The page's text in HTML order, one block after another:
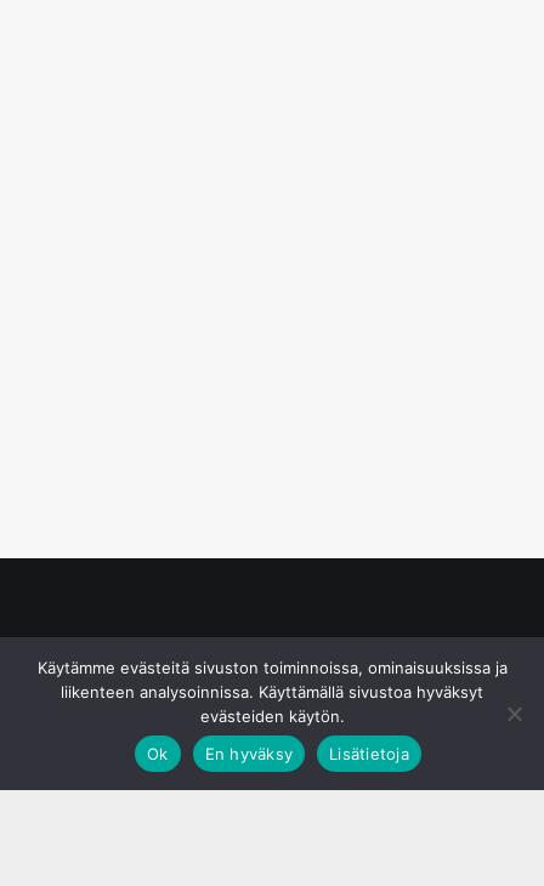
Käytämme evästeitä sivuston toiminnoissa, ominaisuuksissa ja
liikenteen analysoinnissa. Käyttämällä sivustoa hyväksyt
evästeiden käytön.
Ok
En hyväksy Lisätietoja